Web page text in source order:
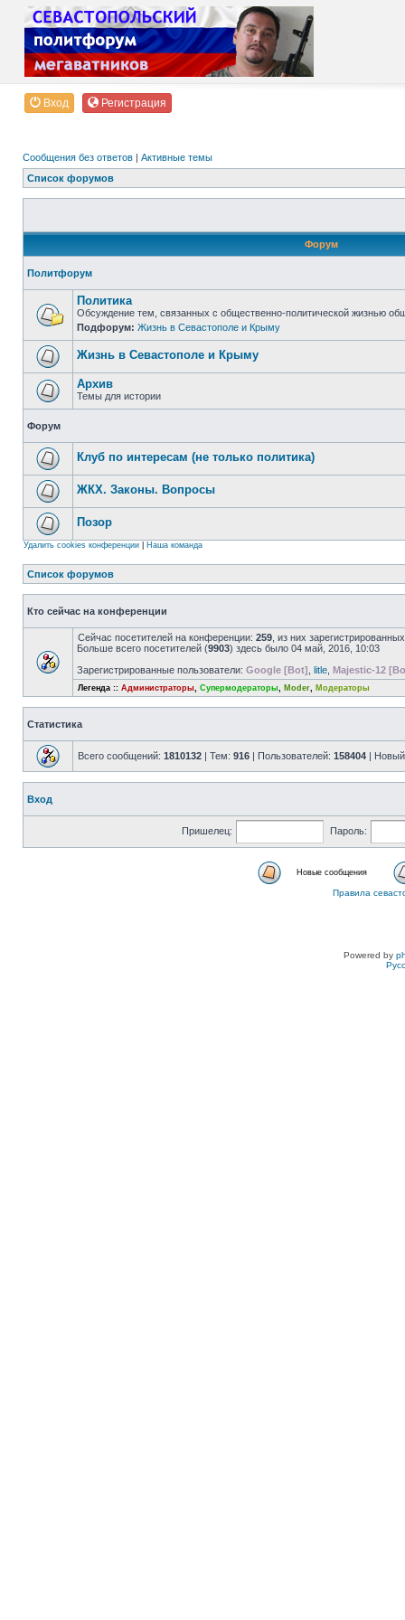
Вход Регистрация
Сообщения без ответов | Активные темы
Список форумов
Форум
Политфорум
Политика
Обсуждение тем, связанных с общественно-политической жизнью
Подфорум: Жизнь в Севастополе и Крыму
Жизнь в Севастополе и Крыму
Архив
Темы для истории
Форум
Клуб по интересам (не только политика)
ЖКХ. Законы. Вопросы
Позор
Удалить cookies конференции Наша команда
Список форумов
Кто сейчас на конференции
Сейчас посетителей на конференции: 259 , из них
Больше всего посетителей (9903) здесь было 04 май, 2016, 10:03
Зарегистрированные пользователи: Google [Bot] litle Majestic-12
Легенда :: Администраторы, Супермодераторы, Moder, Модераторы
Статистика
Всего сообщений: 1810132 | Тем: 916 | Пользователей: 158404 |
Вход
Пришелец: Пароль:
Новые сообщения
Правила
Powered by